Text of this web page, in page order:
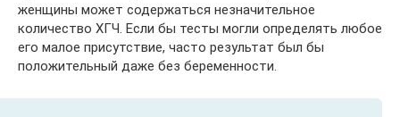
женщины может содержаться незначительное
количество ХГЧ. Если бы тесты могли определять любое
его малое присутствие, часто результат был бы
положительный даже без беременности.